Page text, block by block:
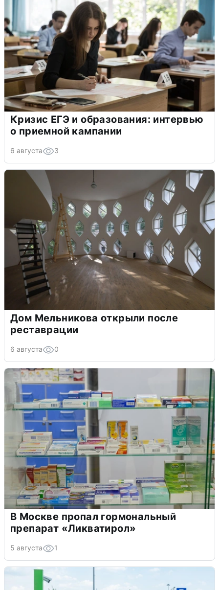
Кризис ЕГЭ и образования: интервью
о приемной кампании
6 августа 3
Дом Мельникова открыли после
реставрации
6 августа 0
В Москве пропал гормональный
препарат «Ликватирол»
5 августа 1